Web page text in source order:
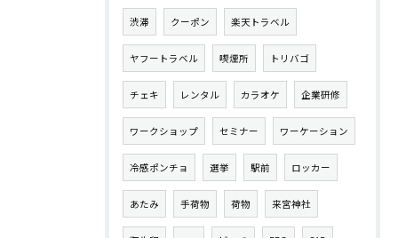
渋滞 クーポン 楽天トラベル
ヤフートラベル 喫煙所 トリバゴ
チェキ レンタル カラオケ 企業研修
ワークショップ セミナー ワーケーション
冷感ポンチョ 選挙 駅前 ロッカー
あたみ 手荷物 荷物 来宮神社